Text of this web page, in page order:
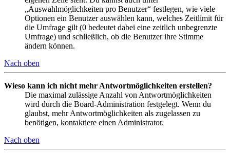
„Auswahlmöglichkeiten pro Benutzer“ festlegen, wie viele
Optionen ein Benutzer auswählen kann, welches Zeitlimit für
die Umfrage gilt (0 bedeutet dabei eine zeitlich unbegrenzte
Umfrage) und schließlich, ob die Benutzer ihre Stimme
ändern können.
Nach oben
Wieso kann ich nicht mehr Antwortmöglichkeiten erstellen?
Die maximal zulässige Anzahl von Antwortmöglichkeiten
wird durch die Board-Administration festgelegt. Wenn du
glaubst, mehr Antwortmöglichkeiten als zugelassen zu
benötigen, kontaktiere einen Administrator.
Nach oben